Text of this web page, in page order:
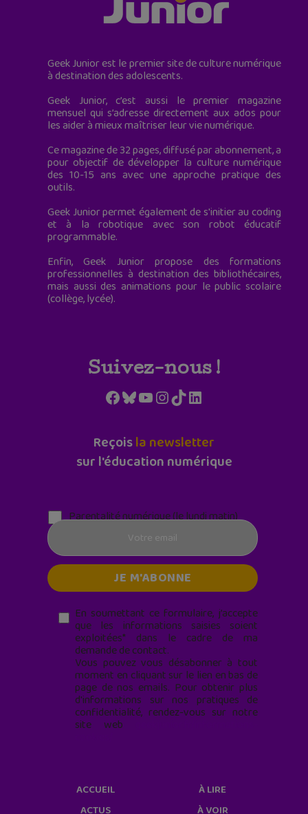
Geek Junior est le premier site de culture numérique
à destination des adolescents.
Geek Junior, c’est aussi le premier magazine
mensuel qui s’adresse directement aux ados pour
les aider à mieux maîtriser leur vie numérique.
Ce magazine de 32 pages, diffusé par abonnement, a
pour objectif de développer la culture numérique
des 10-15 ans avec une approche pratique des
outils.
Geek Junior permet également de s'initier au coding
et à la robotique avec son robot éducatif
programmable.
Enfin, Geek Junior propose des formations
professionnelles à destination des bibliothécaires,
mais aussi des animations pour le public scolaire
(collège, lycée).
Suivez-nous !
Facebook
Bluesky
YouTube
Instagram
TikTokLinkedIn
Reçoisla newsletter
sur l'éducation numérique
Parentalité numérique (le lundi matin)
En soumettant ce formulaire, j’accepte
que les informations saisies soient
exploitées* dans le cadre de ma
demande de contact.
Vous pouvez vous désabonner à tout
moment en cliquant sur le lien en bas de
page de nos emails. Pour obtenir plus
d'informations sur nos pratiques de
confidentialité, rendez-vous sur notre
site web
ACCUEIL
À LIRE